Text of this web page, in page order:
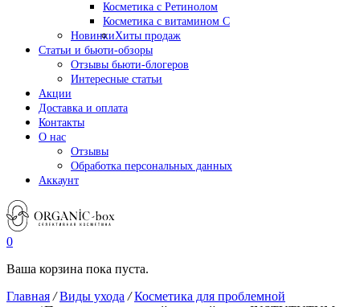
Косметика с Ретинолом
Косметика с витамином С
НовинкиХиты продаж
Статьи и бьюти-обзоры
Отзывы бьюти-блогеров
Интересные статьи
Акции
Доставка и оплата
Контакты
О нас
Отзывы
Обработка персональных данных
Аккаунт
0
Ваша корзина пока пуста.
Главная /Виды ухода /Косметика для проблемной